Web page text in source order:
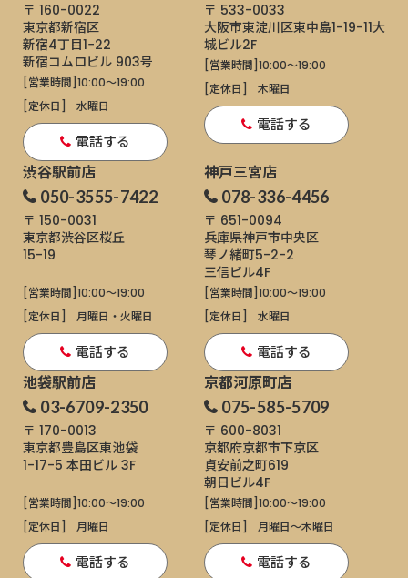
〒 160-0022
東京都新宿区
新宿4丁目1−22
新宿コムロビル 903号
[営業時間]10:00～19:00
[定休日]
水曜日
電話する
〒 533-0033
大阪市東淀川区東中島1-19-11大
城ビル2F
[営業時間]10:00～19:00
[定休日]
木曜日
電話する
渋谷駅前店
050-3555-7422
〒 150-0031
東京都渋谷区桜丘
15-19
[営業時間]10:00～19:00
[定休日]
月曜日・火曜日
電話する
神戸三宮店
078-336-4456
〒 651-0094
兵庫県神戸市中央区
琴ノ緒町5-2-2
三信ビル4F
[営業時間]10:00～19:00
[定休日]
水曜日
電話する
池袋駅前店
03-6709-2350
〒 170-0013
東京都豊島区東池袋
1-17-5 本田ビル 3F
[営業時間]10:00～19:00
[定休日]
月曜日
電話する
京都河原町店
075-585-5709
〒 600-8031
京都府京都市下京区
貞安前之町619
朝日ビル4F
[営業時間]10:00～19:00
[定休日]
月曜日〜木曜日
電話する